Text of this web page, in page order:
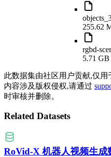
255.62
rgbd-
5.71 GB
此数据集由社区用户贡献,仅
内容涉及版权侵权,请通过
时审核并删除。
Related Datasets
RoVid-X 机器人视频生成